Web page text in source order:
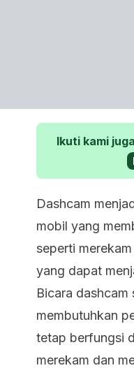
Ikuti kami
Dashcam
mobil yang
seperti
yang dapat
Bicara dashcam
membutuhkan
tetap berfungsi
merekam dan